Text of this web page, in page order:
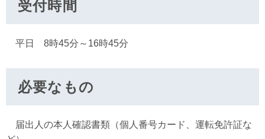
受付時間
平日 8時45分～16時45分
必要なもの
届出人の本人確認書類（個人番号カード、運転免許証な